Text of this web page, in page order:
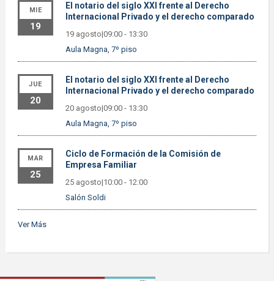
MIE
19
El notario del siglo XXI frente al Derecho
Internacional Privado y el derecho comparado
19 agosto|09:00- 13:30
Aula Magna, 7º piso
JUE
20
El notario del siglo XXI frente al Derecho
Internacional Privado y el derecho comparado
20 agosto|09:00- 13:30
Aula Magna, 7º piso
MAR
25
Ciclo de Formación de la Comisión de
Empresa Familiar
25 agosto|10:00- 12:00
Salón Soldi
Ver Más